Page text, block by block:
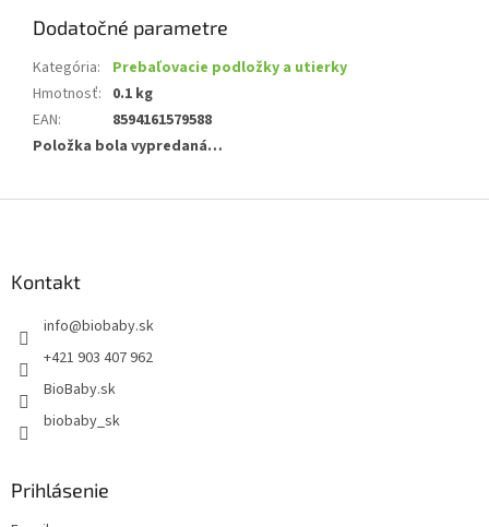
Dodatočné parametre
Kategória:
Prebaľovacie podložky a utierky
Hmotnosť: 0.1 kg
EAN:
8594161579588
Položka bola vypredaná…
Kontakt
info@biobaby.sk
+421 903 407 962
BioBaby.sk
biobaby_sk
Prihlásenie